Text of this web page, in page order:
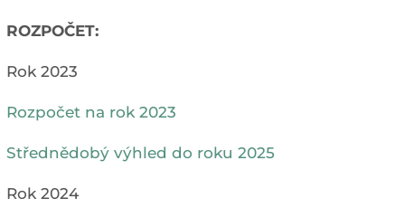
ROZPOČET:
Rok 2023
Rozpočet na rok 2023
Střednědobý výhled do roku 2025
Rok 2024